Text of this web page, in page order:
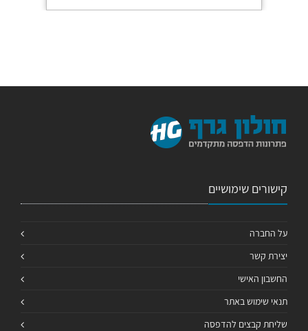
קישורים שימושיים
על החברה
יצירת קשר
החשבון האישי
תנאי שימוש באתר
שליחת קבצים להדפסה